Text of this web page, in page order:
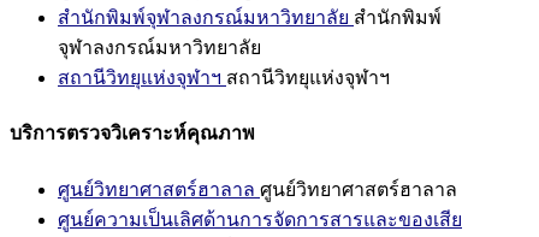
สำนักพิมพ์จุฬาลงกรณ์มหาวิทยาลัย สำนักพิมพ์
จุฬาลงกรณ์มหาวิทยาลัย
สถานีวิทยุแห่งจุฬาฯ สถานีวิทยุแห่งจุฬาฯ
บริการตรวจวิเคราะห์คุณภาพ
ศูนย์วิทยาศาสตร์ฮาลาล ศูนย์วิทยาศาสตร์ฮาลาล
ศูนย์ความเป็นเลิศด้านการจัดการสารและของเสีย